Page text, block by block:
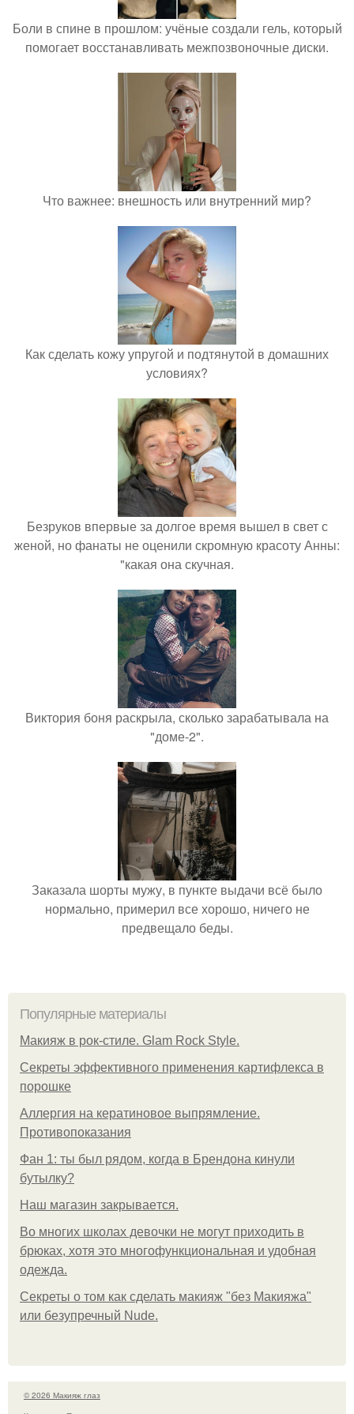
Боли в спине в прошлом: учёные создали гель, который
помогает восстанавливать межпозвоночные диски.
Что важнее: внешность или внутренний мир?
Как сделать кожу упругой и подтянутой в домашних
условиях?
Безруков впервые за долгое время вышел в свет с
женой, но фанаты не оценили скромную красоту Анны:
"какая она скучная.
Виктория боня раскрыла, сколько зарабатывала на
"доме-2".
Заказала шорты мужу, в пункте выдачи всё было
нормально, примерил все хорошо, ничего не
предвещало беды.
Популярные материалы
Макияж в рок-стиле. Glam Rock Style.
Секреты эффективного применения картифлекса в
порошке
Аллергия на кератиновое выпрямление.
Противопоказания
Фан 1: ты был рядом, когда в Брендона кинули
бутылку?
Нaш магaзин зaкрывaeтся.
Во многих школах девочки не могут приходить в
брюках, хотя это многофункциональная и удобная
одежда.
Секреты о том как сделать макияж "без Макияжа"
или безупречный Nude.
© 2026 Макияж глаз